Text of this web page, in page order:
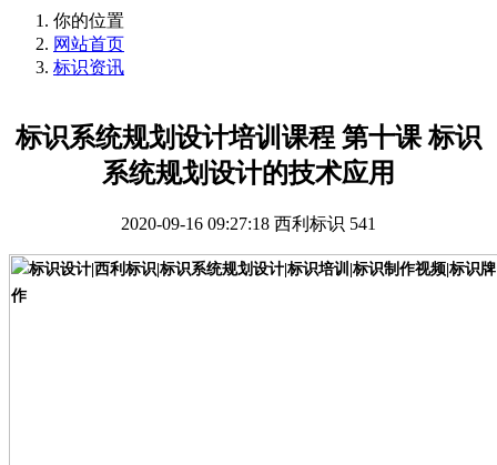
你的位置
网站首页
标识资讯
标识系统规划设计培训课程 第十课 标识
系统规划设计的技术应用
2020-09-16 09:27:18 西利标识 541